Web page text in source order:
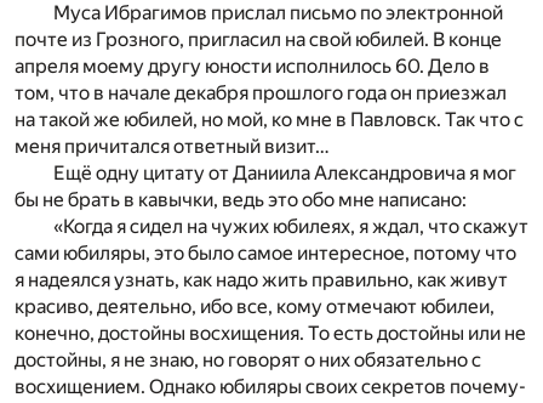
Муса Ибрагимов прислал письмо по электронной
почте из Грозного, пригласил на свой юбилей. В конце
апреля моему другу юности исполнилось 60. Дело в
том, что в начале декабря прошлого года он приезжал
на такой же юбилей, но мой, ко мне в Павловск. Так что с
меня причитался ответный визит…
Ещё одну цитату от Даниила Александровича я мог
бы не брать в кавычки, ведь это обо мне написано:
«Когда я сидел на чужих юбилеях, я ждал, что скажут
сами юбиляры, это было самое интересное, потому что
я надеялся узнать, как надо жить правильно, как живут
красиво, деятельно, ибо все, кому отмечают юбилеи,
конечно, достойны восхищения. То есть достойны или не
достойны, я не знаю, но говорят о них обязательно с
восхищением. Однако юбиляры своих секретов почему-